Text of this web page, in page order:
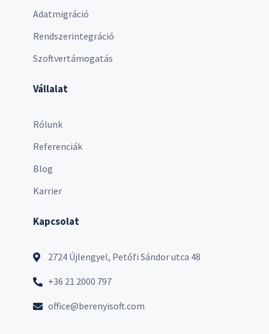
Adatmigráció
Rendszerintegráció
Szoftvertámogatás
Vállalat
Rólunk
Referenciák
Blog
Karrier
Kapcsolat
2724 Újlengyel, Petőfi Sándor utca 48
+36 21 2000 797
office@berenyisoft.com